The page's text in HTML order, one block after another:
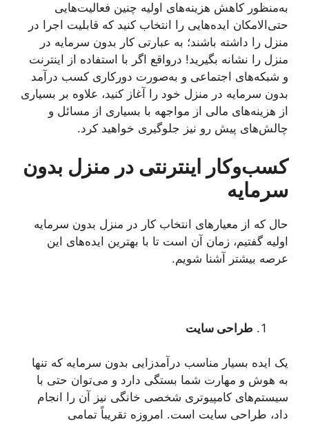
به‌منظور کاهش هزینه‌های اولیه چنین فعالیت‌هایی
حتی‌الامکان ایده‌هایی را انتخاب کنید که قابلیت اجرا در
منزل را داشته باشند؛ به عبارتی کار بدون سرمایه در
منزل را نشانه بگیرید! درواقع اگر با استفاده از اینترنت
و شبکه‌های اجتماعی و به‌صورت دورکاری کسب درآمد
بدون سرمایه در منزل خود را آغاز کنید، علاوه ‌بر بسیاری
از هزینه‌های مالی از مواجهه با بسیاری از مسائل و
چالش‌های پیش رو نیز جلوگیری خواهید کرد.
کسب‌وکار اینترنتی در منزل بدون
سرمایه
حال که از معیارهای انتخاب کار در منزل بدون سرمایه
اولیه گفتیم، زمان آن است تا با بهترین ایده‌های این
عرصه بیشتر آشنا شویم.
طراحی سایت
یک ایده بسیار مناسب درآمدزایی بدون سرمایه که تنها
به هوش و مهارت شما بستگی دارد و می‌توان حتی با
سیستم‌های کامپیوتری شخصی خانگی نیز آن را انجام
داد، طراحی سایت است. امروزه تقریباً تمامی